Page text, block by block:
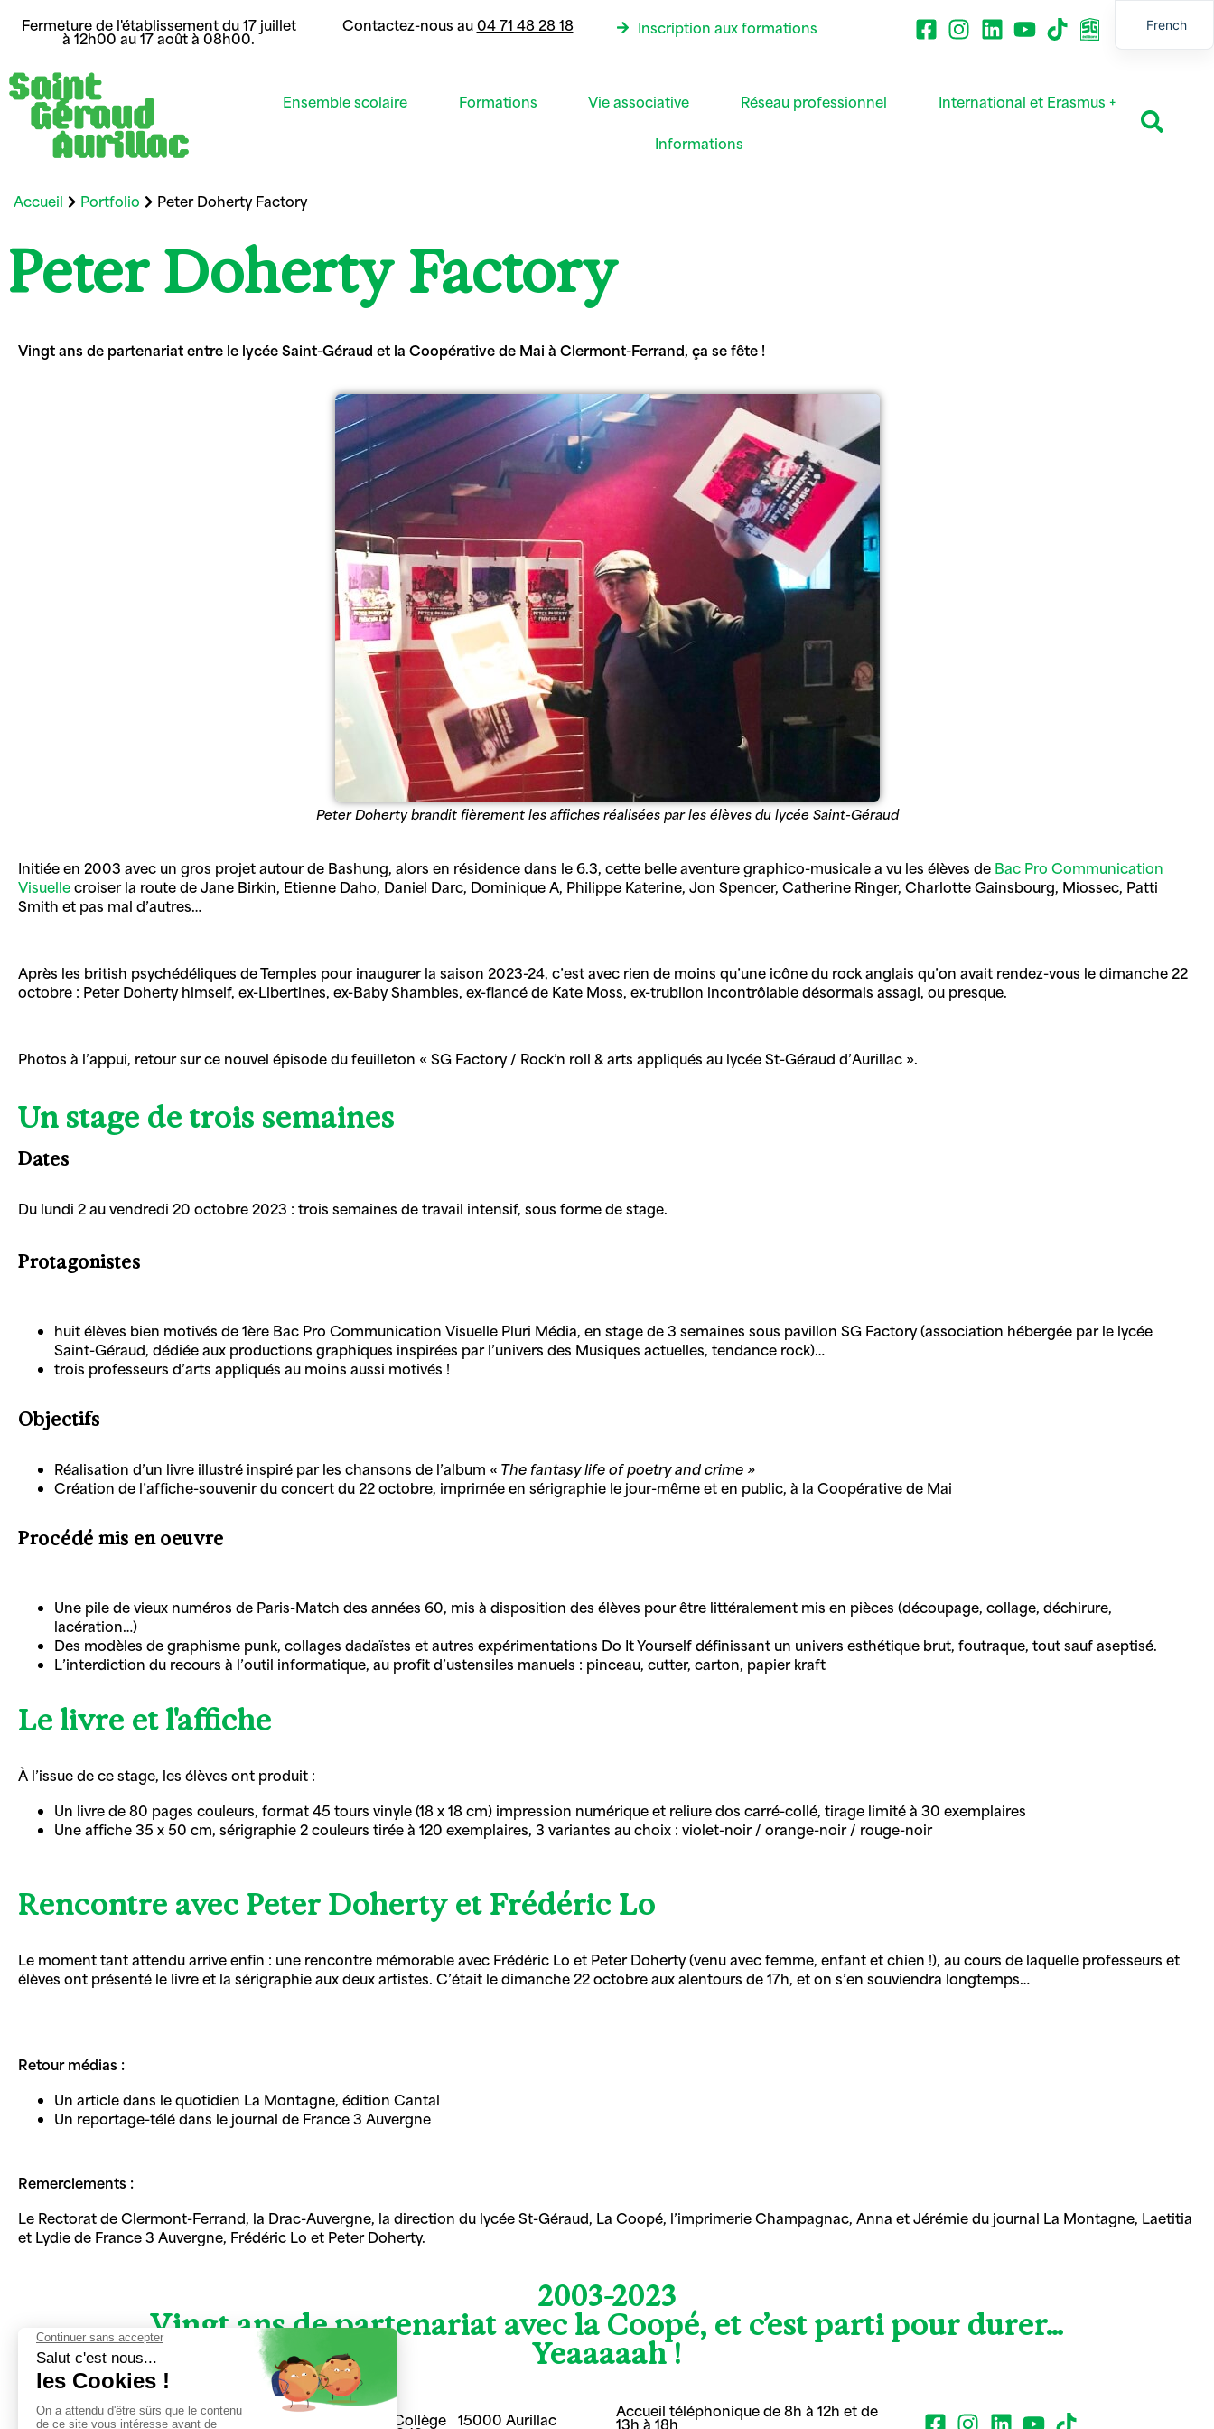
Fermeture de l'établissement du 17 juillet
à 12h00 au 17 août à 08h00.
Contactez-nous au04 71 48 28 18 Inscription aux formations
Ensemble scolaire Formations Vie associative Réseau professionnel International et Erasmus +
Informations
Accueil Portfolio Peter Doherty Factory
Peter Doherty Factory
Vingt ans de partenariat entre le lycée Saint-Géraud et la Coopérative de Mai à Clermont-Ferrand, ça se fête !
Peter Doherty brandit fièrement les affiches réalisées par les élèves du lycée Saint-Géraud
Initiée en 2003 avec un gros projet autour de Bashung, alors en résidence dans le 6.3, cette belle aventure graphico-musicale a vu les élèves de Bac Pro Communication
Visuellecroiser la route de Jane Birkin, Etienne Daho, Daniel Darc, Dominique A, Philippe Katerine, Jon Spencer, Catherine Ringer, Charlotte Gainsbourg, Miossec, Patti
Smith et pas mal d’autres…
Après les british psychédéliques de Temples pour inaugurer la saison 2023-24, c’est avec rien de moins qu’une icône du rock anglais qu’on avait rendez-vous le dimanche 22
octobre : Peter Doherty himself, ex-Libertines, ex-Baby Shambles, ex-fiancé de Kate Moss, ex-trublion incontrôlable désormais assagi, ou presque.
Photos à l’appui, retour sur ce nouvel épisode du feuilleton « SG Factory / Rock’n roll & arts appliqués au lycée St-Géraud d’Aurillac ».
Un stage de trois semaines
Dates
Du lundi 2 au vendredi 20 octobre 2023 : trois semaines de travail intensif, sous forme de stage.
Protagonistes
huit élèves bien motivés de 1ère Bac Pro Communication Visuelle Pluri Média, en stage de 3 semaines sous pavillon SG Factory (association hébergée par le lycée
Saint-Géraud, dédiée aux productions graphiques inspirées par l’univers des Musiques actuelles, tendance rock)…
trois professeurs d’arts appliqués au moins aussi motivés !
Objectifs
Réalisation d’un livre illustré inspiré par les chansons de l’album « The fantasy life of poetry and crime »
Création de l’affiche-souvenir du concert du 22 octobre, imprimée en sérigraphie le jour-même et en public, à la Coopérative de Mai
Procédé mis en oeuvre
Une pile de vieux numéros de Paris-Match des années 60, mis à disposition des élèves pour être littéralement mis en pièces (découpage, collage, déchirure,
lacération…)
Des modèles de graphisme punk, collages dadaïstes et autres expérimentations Do It Yourself définissant un univers esthétique brut, foutraque, tout sauf aseptisé.
L’interdiction du recours à l’outil informatique, au profit d’ustensiles manuels : pinceau, cutter, carton, papier kraft
Le livre et l'affiche
À l’issue de ce stage, les élèves ont produit :
Un livre de 80 pages couleurs, format 45 tours vinyle (18 x 18 cm) impression numérique et reliure dos carré-collé, tirage limité à 30 exemplaires
Une affiche 35 x 50 cm, sérigraphie 2 couleurs tirée à 120 exemplaires, 3 variantes au choix : violet-noir / orange-noir / rouge-noir
Rencontre avec Peter Doherty et Frédéric Lo
Le moment tant attendu arrive enfin : une rencontre mémorable avec Frédéric Lo et Peter Doherty (venu avec femme, enfant et chien !), au cours de laquelle professeurs et
élèves ont présenté le livre et la sérigraphie aux deux artistes. C’était le dimanche 22 octobre aux alentours de 17h, et on s’en souviendra longtemps…
Retour médias :
Un article dans le quotidien La Montagne, édition Cantal
Un reportage-télé dans le journal de France 3 Auvergne
Remerciements :
Le Rectorat de Clermont-Ferrand, la Drac-Auvergne, la direction du lycée St-Géraud, La Coopé, l’imprimerie Champagnac, Anna et Jérémie du journal La Montagne, Laetitia
et Lydie de France 3 Auvergne, Frédéric Lo et Peter Doherty.
2003-2023
Vingt ans de partenariat avec la Coopé, et c’est parti pour durer…
Yeaaaaah !
23 rue du Collège 15000 Aurillac Accueil téléphonique de 8h à 12h et de
13h à 18h
French